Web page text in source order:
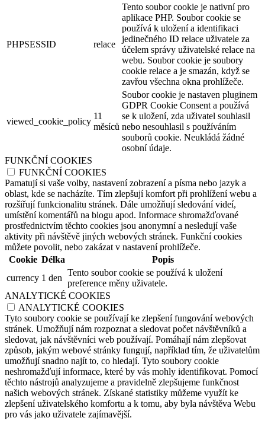
PHPSESSID relace
Tento soubor cookie je nativní pro
aplikace PHP. Soubor cookie se
používá k uložení a identifikaci
jedinečného ID relace uživatele za
účelem správy uživatelské relace na
webu. Soubor cookie je soubory
cookie relace a je smazán, když se
zavřou všechna okna prohlížeče.
viewed_cookie_policy
11
měsíců
Soubor cookie je nastaven pluginem
GDPR Cookie Consent a používá
se k uložení, zda uživatel souhlasil
nebo nesouhlasil s používáním
souborů cookie. Neukládá žádné
osobní údaje.
FUNKČNÍ COOKIES
FUNKČNÍ COOKIES
Pamatují si vaše volby, nastavení zobrazení a písma nebo jazyk a
oblast, kde se nacházíte. Tím zlepšují komfort při prohlížení webu a
rozšiřují funkcionalitu stránek. Dále umožňují sledování videí,
umístění komentářů na blogu apod. Informace shromažďované
prostřednictvím těchto cookies jsou anonymní a nesledují vaše
aktivity při návštěvě jiných webových stránek. Funkční cookies
můžete povolit, nebo zakázat v nastavení prohlížeče.
Cookie Délka
Popis
currency 1 den
Tento soubor cookie se používá k uložení
preference měny uživatele.
ANALYTICKÉ COOKIES
ANALYTICKÉ COOKIES
Tyto soubory cookie se používají ke zlepšení fungování webových
stránek. Umožňují nám rozpoznat a sledovat počet návštěvníků a
sledovat, jak návštěvníci web používají. Pomáhají nám zlepšovat
způsob, jakým webové stránky fungují, například tím, že uživatelům
umožňují snadno najít to, co hledají. Tyto soubory cookie
neshromažďují informace, které by vás mohly identifikovat. Pomocí
těchto nástrojů analyzujeme a pravidelně zlepšujeme funkčnost
našich webových stránek. Získané statistiky můžeme využít ke
zlepšení uživatelského komfortu a k tomu, aby byla návštěva Webu
pro vás jako uživatele zajímavější.